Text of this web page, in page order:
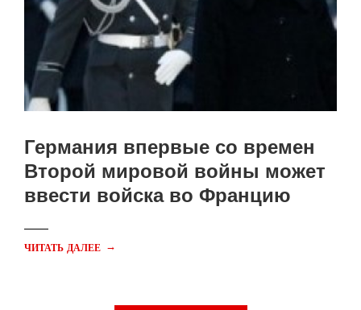
Германия впервые со времен
Второй мировой войны может
ввести войска во Францию
ЧИТАТЬ ДАЛЕЕ →